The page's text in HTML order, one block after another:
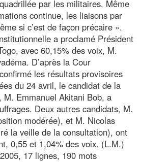
par les militaires. Même
continue, les liaisons par
si c’est de façon précaire ».
a proclamé Président
avec 60,15% des voix, M.
D’après la Cour
les résultats provisoires
du 24 avril, le candidat de la
M. Emmanuel Akitani Bob, a
Deux autres candidats, M.
modérée), et M. Nicolas
la veille de la consultation), ont
0,55 et 1,04% des voix. (L.M.)
17 lignes, 190 mots